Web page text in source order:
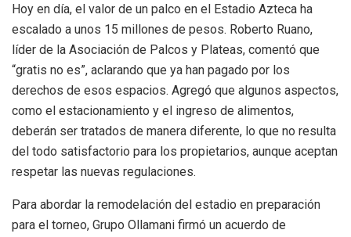
Hoy en día, el valor de un palco en el Estadio Azteca ha
escalado a unos 15 millones de pesos. Roberto Ruano,
líder de la Asociación de Palcos y Plateas, comentó que
“gratis no es”, aclarando que ya han pagado por los
derechos de esos espacios. Agregó que algunos aspectos,
como el estacionamiento y el ingreso de alimentos,
deberán ser tratados de manera diferente, lo que no resulta
del todo satisfactorio para los propietarios, aunque aceptan
respetar las nuevas regulaciones.
Para abordar la remodelación del estadio en preparación
para el torneo, Grupo Ollamani firmó un acuerdo de